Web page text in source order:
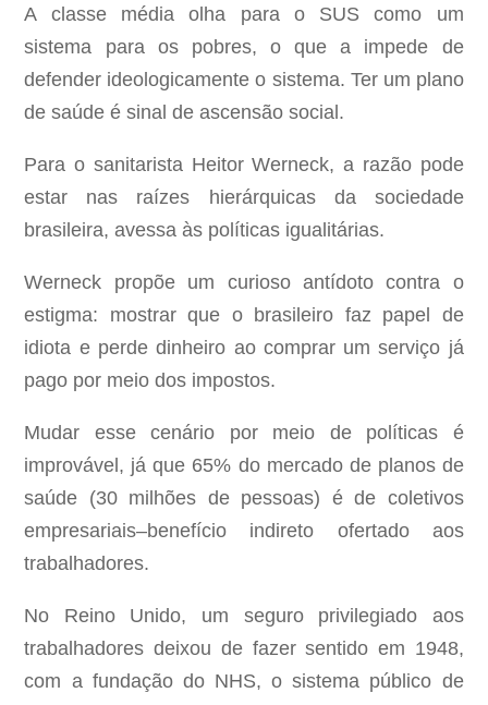
A classe média olha para o SUS como um
sistema para os pobres, o que a impede de
defender ideologicamente o sistema. Ter um plano
de saúde é sinal de ascensão social.
Para o sanitarista Heitor Werneck, a razão pode
estar nas raízes hierárquicas da sociedade
brasileira, avessa às políticas igualitárias.
Werneck propõe um curioso antídoto contra o
estigma: mostrar que o brasileiro faz papel de
idiota e perde dinheiro ao comprar um serviço já
pago por meio dos impostos.
Mudar esse cenário por meio de políticas é
improvável, já que 65% do mercado de planos de
saúde (30 milhões de pessoas) é de coletivos
empresariais–benefício indireto ofertado aos
trabalhadores.
No Reino Unido, um seguro privilegiado aos
trabalhadores deixou de fazer sentido em 1948,
com a fundação do NHS, o sistema público de